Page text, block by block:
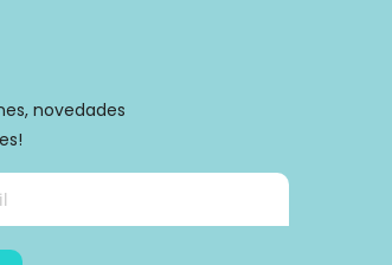
novedades